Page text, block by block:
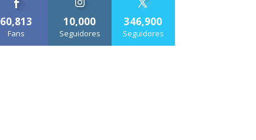
60,813
Fans
10,000
Seguidores
346,900
Seguidores